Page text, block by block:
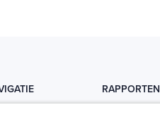
RAPPORTEN